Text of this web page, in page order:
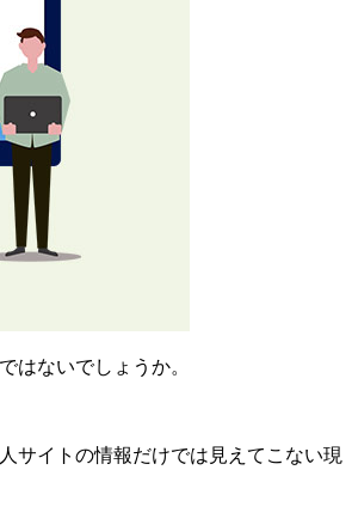
はないでしょうか。
サイトの情報だけでは見えてこない現